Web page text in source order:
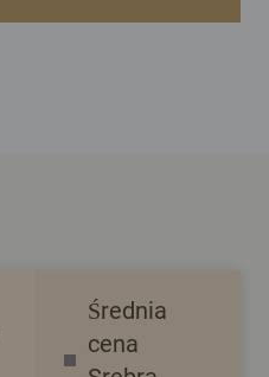
Średnia
cena